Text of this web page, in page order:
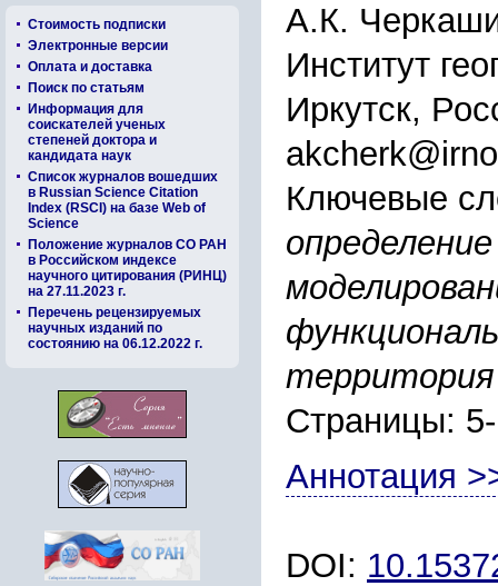
Стоимость подписки
Электронные версии
Оплата и доставка
Поиск по статьям
Информация для
соискателей ученых
степеней доктора и
кандидата наук
Список журналов вошедших
в Russian Science Citation
Index (RSCI) на базе Web of
Science
Положение журналов СО РАН
в Российском индексе
научного цитирования (РИНЦ)
на 27.11.2023 г.
Перечень рецензируемых
научных изданий по
состоянию на 06.12.2022 г.
А.К.
Институт
Иркутск,
Ключевые
территория
Страницы:
Аннотация
DOI: